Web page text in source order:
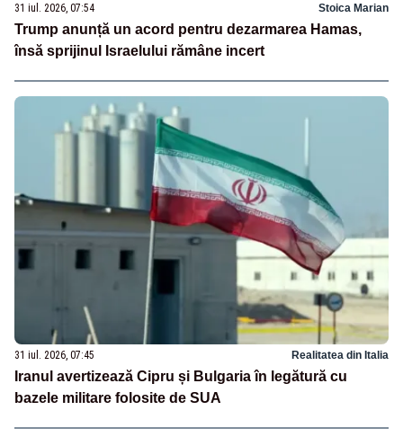
31 iul. 2026, 07:54 Stoica Marian
Trump anunță un acord pentru dezarmarea Hamas,
însă sprijinul Israelului rămâne incert
31 iul. 2026, 07:45 Realitatea din Italia
Iranul avertizează Cipru și Bulgaria în legătură cu
bazele militare folosite de SUA